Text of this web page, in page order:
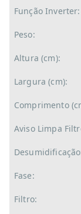
Função Inverter:
Peso:
Altura (cm):
Largura (cm):
Comprimento
Aviso Limpa
Fase:
Filtro: